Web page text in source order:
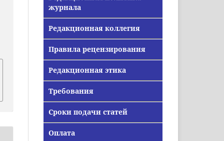
журнала
Редакционная коллегия
Правила рецензирования
Редакционная этика
Требования
Сроки подачи статей
Оплата